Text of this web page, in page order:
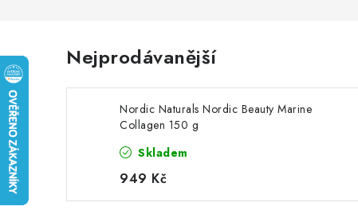
Nejprodávanější
Nordic Naturals Nordic Beauty Marine
Collagen 150 g
Skladem
949 Kč